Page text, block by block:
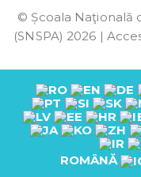
© Școala Naţională
(SNSPA) 2026 |
ROMÂNĂ